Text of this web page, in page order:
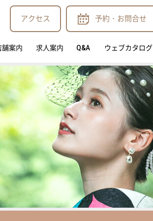
アクセス 予約・お問合せ
舗案内 求人案内 Q&A ウェブカタログ